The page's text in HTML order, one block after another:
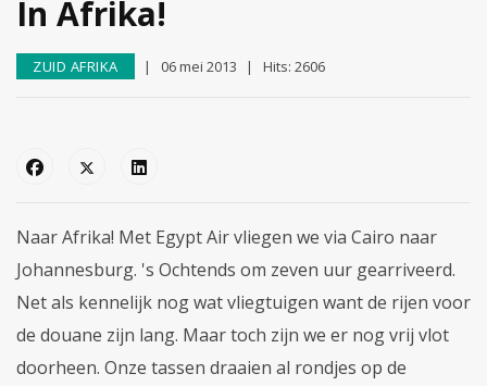
In Afrika!
ZUID AFRIKA 06 mei 2013 Hits: 2606
Naar Afrika! Met Egypt Air vliegen we via Cairo naar
Johannesburg. 's Ochtends om zeven uur gearriveerd.
Net als kennelijk nog wat vliegtuigen want de rijen voor
de douane zijn lang. Maar toch zijn we er nog vrij vlot
doorheen. Onze tassen draaien al rondjes op de